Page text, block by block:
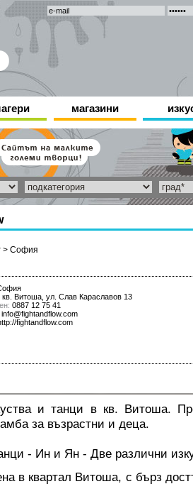
магазини
> София
кв. Витоша, ул. Слав Караславов 13
0887 12 75 41
info@fightandflow.com
fightandflow.com
и танци в кв. Витоша.
за възрастни и деца.
- Ин и Ян - Две различни
в квартал Витоша, с бърз